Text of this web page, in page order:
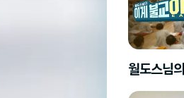
월도스님